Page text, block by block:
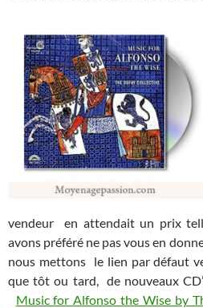
vendeur en attendait un prix
avons préféré ne pas vous en
nous mettons le lien par défaut
que tôt ou tard, de nouveaux
Music for Alfonso the Wise by